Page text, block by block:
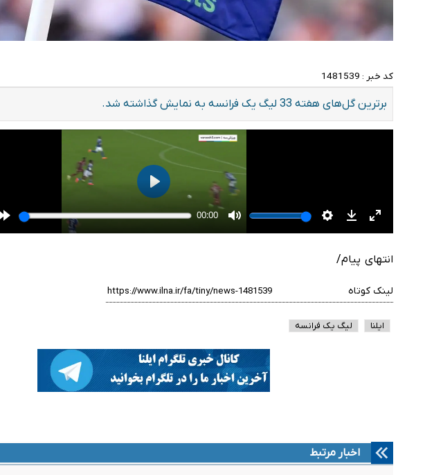
کد خبر : 1481539
برترین گل‌های هفته 33 لیگ یک فرانسه به نمایش گذاشته شد.
انتهای پیام/
لینک کوتاه
ایلنا لیگ یک فرانسه
اخبار مرتبط